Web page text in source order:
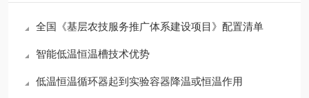
全国《基层农技服务推广体系建设项目》配置清单
智能低温恒温槽技术优势
低温恒温循环器起到实验容器降温或恒温作用